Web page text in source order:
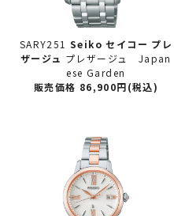
SARY251 Seiko セイコー プレ
ザージュ プレザージュ Japan
ese Garden
販売価格 86,900円(税込)